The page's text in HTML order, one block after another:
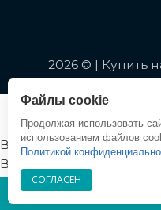
2026 © | Купить
Вход
Вход
Регистрация
Регистрация
Файлы cookie
Продолжая использовать
использованием файлов
Политикой
СОГЛАСЕН